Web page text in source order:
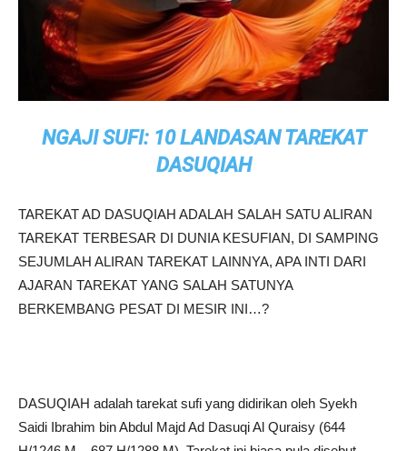
NGAJI SUFI: 10 LANDASAN TAREKAT
DASUQIAH
TAREKAT AD DASUQIAH ADALAH SALAH SATU ALIRAN
TAREKAT TERBESAR DI DUNIA KESUFIAN, DI SAMPING
SEJUMLAH ALIRAN TAREKAT LAINNYA, APA INTI DARI
AJARAN TAREKAT YANG SALAH SATUNYA
BERKEMBANG PESAT DI MESIR INI…?
DASUQIAH adalah tarekat sufi yang didirikan oleh Syekh
Saidi Ibrahim bin Abdul Majd Ad Dasuqi Al Quraisy (644